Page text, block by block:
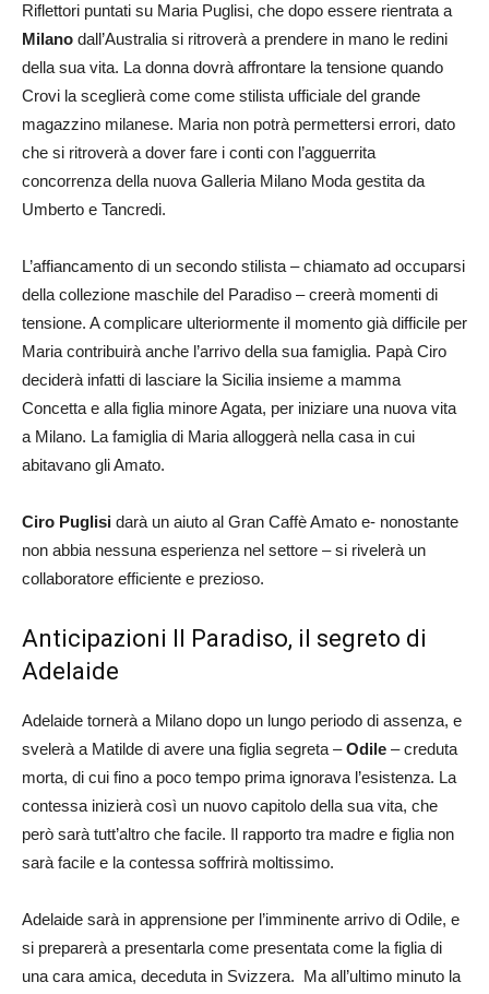
Riflettori puntati su Maria Puglisi, che dopo essere rientrata a
Milano dall’Australia si ritroverà a prendere in mano le redini
della sua vita. La donna dovrà affrontare la tensione quando
Crovi la sceglierà come come stilista ufficiale del grande
magazzino milanese. Maria non potrà permettersi errori, dato
che si ritroverà a dover fare i conti con l’agguerrita
concorrenza della nuova Galleria Milano Moda gestita da
Umberto e Tancredi.
L’affiancamento di un secondo stilista – chiamato ad occuparsi
della collezione maschile del Paradiso – creerà momenti di
tensione. A complicare ulteriormente il momento già difficile per
Maria contribuirà anche l’arrivo della sua famiglia. Papà Ciro
deciderà infatti di lasciare la Sicilia insieme a mamma
Concetta e alla figlia minore Agata, per iniziare una nuova vita
a Milano. La famiglia di Maria alloggerà nella casa in cui
abitavano gli Amato.
Ciro Puglisi darà un aiuto al Gran Caffè Amato e- nonostante
non abbia nessuna esperienza nel settore – si rivelerà un
collaboratore efficiente e prezioso.
Anticipazioni Il Paradiso, il segreto di
Adelaide
Adelaide tornerà a Milano dopo un lungo periodo di assenza, e
svelerà a Matilde di avere una figlia segreta –Odile – creduta
morta, di cui fino a poco tempo prima ignorava l’esistenza. La
contessa inizierà così un nuovo capitolo della sua vita, che
però sarà tutt’altro che facile. Il rapporto tra madre e figlia non
sarà facile e la contessa soffrirà moltissimo.
Adelaide sarà in apprensione per l’imminente arrivo di Odile, e
si preparerà a presentarla come presentata come la figlia di
una cara amica, deceduta in Svizzera. Ma all’ultimo minuto la